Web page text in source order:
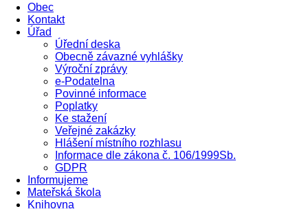
Obec
Kontakt
Úřad
Úřední deska
Obecně závazné vyhlášky
Výroční zprávy
e-Podatelna
Povinné informace
Poplatky
Ke stažení
Veřejné zakázky
Hlášení místního rozhlasu
Informace dle zákona č. 106/1999Sb.
GDPR
Informujeme
Mateřská škola
Knihovna